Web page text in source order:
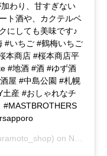
わり、甘すぎない
ト酒や、カクテルベ
にしても美味です♪
#いちご #鶴梅いちご
本商店 #桜本商店平
#地酒 #酒 #ゆず酒
屋 #中島公園 #札幌
産 #おしゃれなチ
#MASTBROTHERS
on Nov 24, 2017 at 5:58pm PST